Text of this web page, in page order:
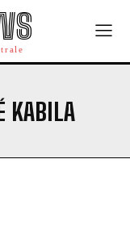
KABILA